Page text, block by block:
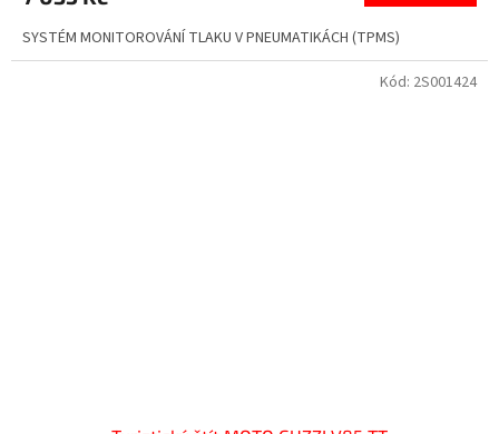
SYSTÉM MONITOROVÁNÍ TLAKU V PNEUMATIKÁCH (TPMS)
Kód: 2S001424